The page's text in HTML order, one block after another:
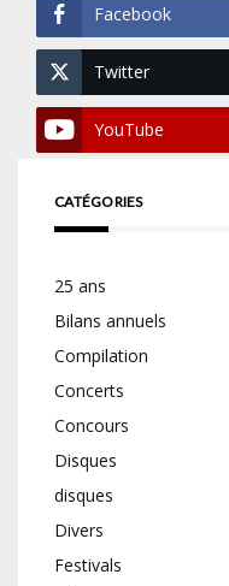
Facebook
Twitter
YouTube
CATÉGORIES
25 ans
Bilans annuels
Compilation
Concerts
Concours
Disques
disques
Divers
Festivals